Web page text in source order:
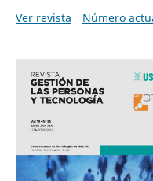
Ver revista
Número